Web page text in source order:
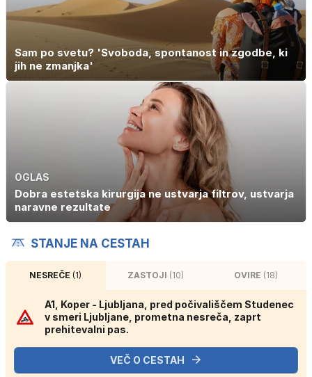
Sam po svetu? 'Svoboda, spontanost in zgodbe, ki
jih ne zmanjka'
OGLAS
Dobra estetska kirurgija ne ustvarja filtrov, ustvarja
naravne rezultate
STANJE NA CESTAH
NESREČE(1) ZASTOJI (10) OVIRE (18)
A1, Koper - Ljubljana, pred počivališčem Studenec
v smeri Ljubljane, prometna nesreča, zaprt
prehitevalni pas.
VEČ O CESTAH